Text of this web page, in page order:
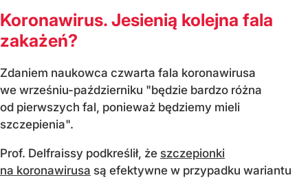
Koronawirus. Jesienią kolejna fala
zakażeń?
Zdaniem naukowca czwarta fala koronawirusa
we wrześniu-październiku "będzie bardzo różna
od pierwszych fal, ponieważ będziemy mieli
szczepienia".
Prof. Delfraissy podkreślił, że szczepionki
na koronawirusa są efektywne w przypadku wariantu